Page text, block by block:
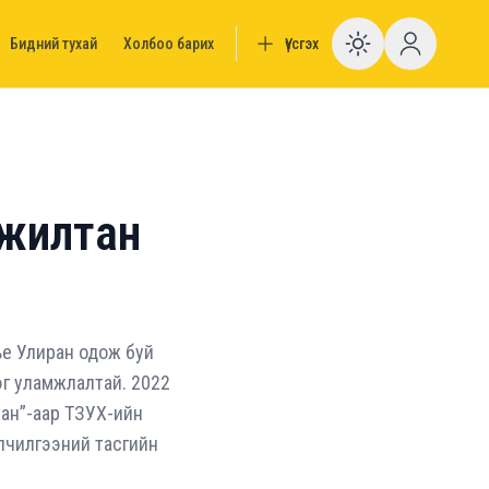
Бидний тухай Холбоо барих Үүсгэх Enable
Улиран одож буй
уламжлалтай. 2022
аар ТЗУХ-ийн
тасгийн